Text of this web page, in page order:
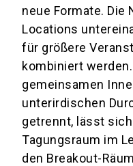
neue Formate. Die
Locations
für größere
kombiniert
gemeinsamen
unterirdischen
getrennt, lässt
Tagungsraum im
den Breakout-